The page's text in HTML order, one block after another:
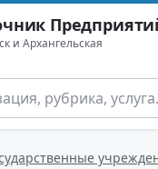
и Архангельская